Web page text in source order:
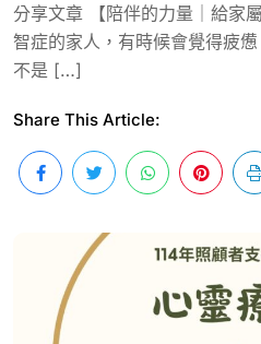
分享文章 【陪伴的力量｜給家
智症的家人，有時候會覺得疲
不是 […]
Share This Article: